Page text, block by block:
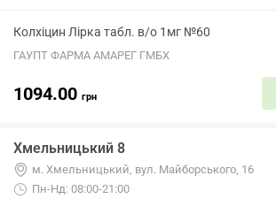
Колхіцин Лірка табл. в/о 1мг №60
ГАУПТ ФАРМА АМАРЕГ ГМБХ
1094.00 грн
Хмельницький 8
м. Хмельницький, вул. Майборського, 16
Пн-Нд: 08:00-21:00